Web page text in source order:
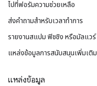
ไปที่ฟอรัมความช่วยเหลือ
ส่งคำถามสำหรับเวลาทำการ
รายงานสแปม ฟิชชิง หรือมัลแวร์
แหล่งข้อมูลการสนับสนุนเพิ่มเติม
แหล่งข้อมูล